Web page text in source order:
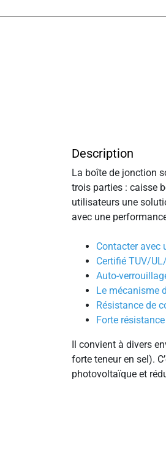
Description
La boîte de jonction
trois parties : caisse
utilisateurs une
avec une
Contacter avec
Certifié TUV/
Auto-
Le mécanisme
Résistance de
Forte
Il convient à divers
forte teneur en sel).
photovoltaïque et